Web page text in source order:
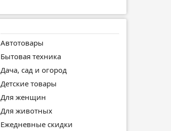
Автотовары
Бытовая техника
Дача, сад и огород
Детские товары
Для женщин
Для животных
Ежедневные скидки